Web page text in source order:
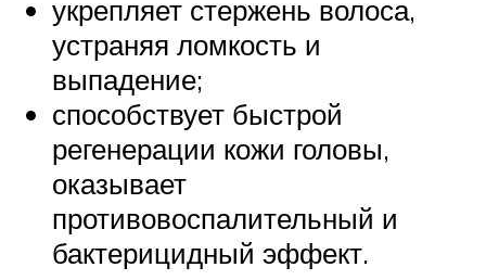
укрепляет стержень волоса,
устраняя ломкость и
выпадение;
способствует быстрой
регенерации кожи головы,
оказывает
противовоспалительный и
бактерицидный эффект.